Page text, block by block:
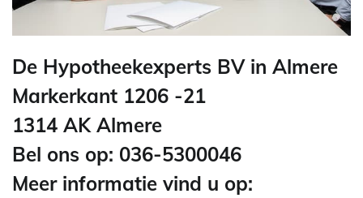
De Hypotheekexperts BV in Almere
Markerkant 1206 -21
1314 AK Almere
Bel ons op: 036-5300046
Meer informatie vind u op: